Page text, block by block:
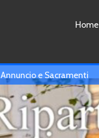
Home
Annuncio e Sacramenti